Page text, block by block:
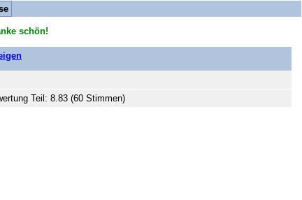
schön!
Teil: 8.83 (60 Stimmen)